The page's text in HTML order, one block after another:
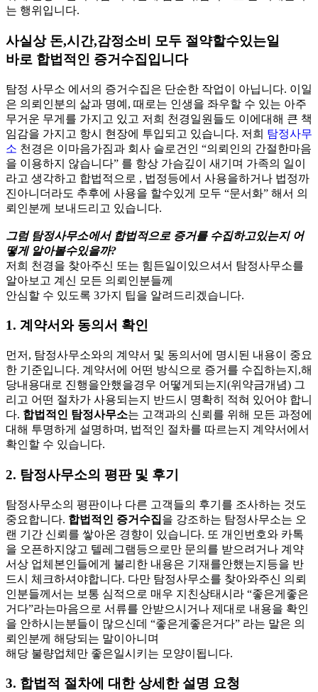
는 행위입니다.
사실상 돈,시간,감정소비 모두 절약할수있는일
바로 합법적인 증거수집입니다
탐정 사무소 에서의 증거수집은 단순한 작업이 아닙니다. 이일
은 의뢰인분의 삶과 명예, 때로는 인생을 좌우할 수 있는 아주
무거운 무게를 가지고 있고 저희 천경일원들도 이에대해 큰 책
임감을 가지고 항시 현장에 투입되고 있습니다. 저희 탐정사무
소 천경은 이마음가짐과 회사 슬로건인 “의뢰인의 간절한마음
을 이용하지 않습니다” 를 항상 가슴깊이 새기며 가족의 일이
라고 생각하고 합법적으로 , 법정등에서 사용을하거나 법정까
진아니더라도 추후에 사용을 할수있게 모두 “문서화” 해서 의
뢰인분께 보내드리고 있습니다.
그럼 탐정사무소에서 합법적으로 증거를 수집하고있는지 어
떻게 알아볼수있을까?
저희 천경을 찾아주신 또는 힘든일이있으셔서 탐정사무소를
알아보고 계신 모든 의뢰인분들께
안심할 수 있도록 3가지 팁을 알려드리겠습니다.
1. 계약서와 동의서 확인
먼저, 탐정사무소와의 계약서 및 동의서에 명시된 내용이 중요
한 기준입니다. 계약서에 어떤 방식으로 증거를 수집하는지,해
당내용대로 진행을안했을경우 어떻게되는지(위약금개념) 그
리고 어떤 절차가 사용되는지 반드시 명확히 적혀 있어야 합니
다. 합법적인 탐정사무소는 고객과의 신뢰를 위해 모든 과정에
대해 투명하게 설명하며, 법적인 절차를 따르는지 계약서에서
확인할 수 있습니다.
2. 탐정사무소의 평판 및 후기
탐정사무소의 평판이나 다른 고객들의 후기를 조사하는 것도
중요합니다. 합법적인 증거수집을 강조하는 탐정사무소는 오
랜 기간 신뢰를 쌓아온 경향이 있습니다. 또 개인번호와 카톡
을 오픈하지않고 텔레그램등으로만 문의를 받으려거나 계약
서상 업체본인들에게 불리한 내용은 기재를안했는지등을 반
드시 체크하셔야합니다. 다만 탐정사무소를 찾아와주신 의뢰
인분들께서는 보통 심적으로 매우 지친상태시라 “좋은게좋은
거다”라는마음으로 서류를 안받으시거나 제대로 내용을 확인
을 안하시는분들이 많으신데 “좋은게좋은거다” 라는 말은 의
뢰인분께 해당되는 말이아니며
해당 불량업체만 좋은일시키는 모양이됩니다.
3. 합법적 절차에 대한 상세한 설명 요청